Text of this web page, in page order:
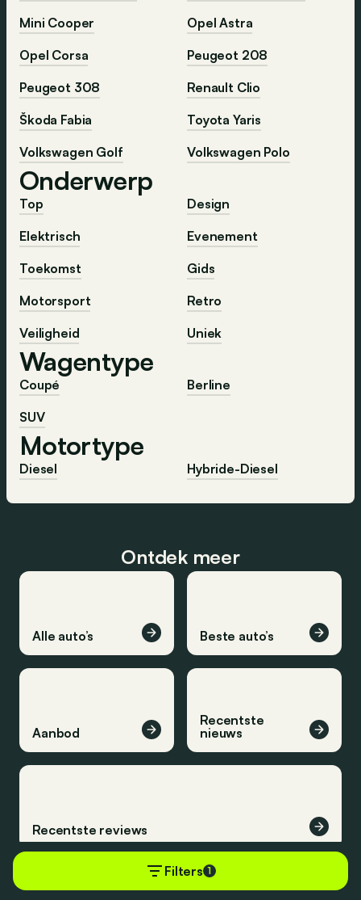
Filters 1
Mini Cooper
Opel Astra
Opel Corsa
Peugeot 208
Peugeot 308
Renault Clio
Škoda Fabia
Toyota Yaris
Volkswagen Golf
Volkswagen Polo
Onderwerp
Top
Design
Elektrisch
Evenement
Toekomst
Gids
Motorsport
Retro
Veiligheid
Uniek
Wagentype
Coupé
Berline
SUV
Motortype
Diesel Hybride-Diesel
Ontdek meer
Alle auto’s Beste auto’s
Aanbod
Recentste
nieuws
Recentste reviews
Blijf op de hoogte van het laatste nieuws.